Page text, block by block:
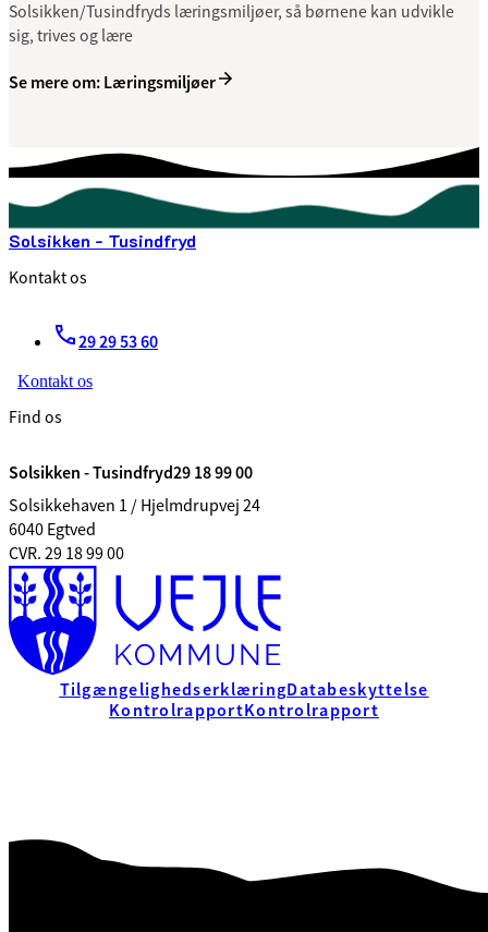
Solsikken/Tusindfryds læringsmiljøer, så børnene kan udvikle
sig, trives og lære
Se mere om: Læringsmiljøer
Solsikken - Tusindfryd
Kontakt os
29 29 53 60
Kontakt os
Find os
Solsikken - Tusindfryd29 18 99 00
Solsikkehaven 1 / Hjelmdrupvej 24
6040 Egtved
CVR. 29 18 99 00
TilgængelighedserklæringDatabeskyttelse
KontrolrapportKontrolrapport